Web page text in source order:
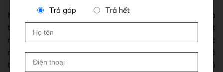
Một trong những điểm mạnh của
chính là
thiết kế ngoại thất ấn tượng và độc đáo. Phiên bản facelift
mới được cải tiến với lưới tản nhiệt lớn hơn, đèn pha LED sắc
nét và các đường nét cắt góc tinh tế, tạo nên phong cách trẻ
trung, năng động và đầy cá tính. Trong khi đó, các đối thủ
Trả góp
Trả hết